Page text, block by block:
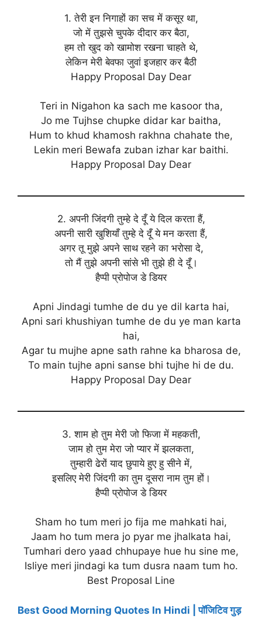
1. तेरी इन निगाहों का सच में कसूर था,
जो में तुझसे चुपके दीदार कर बैठा,
हम तो खुद को खामोश रखना चाहते थे,
लेकिन मेरी बेवफा जुवां इजहार कर बैठी
Happy Proposal Day Dear
Teri in Nigahon ka sach me kasoor tha,
Jo me Tujhse chupke didar kar baitha,
Hum to khud khamosh rakhna chahate the,
Lekin meri Bewafa zuban izhar kar baithi.
Happy Proposal Day Dear
2. अपनी जिंदगी तुम्हे दे दूँ ये दिल करता हैं,
अपनी सारी खुशियाँ तुम्हे दे दूँ ये मन करता हैं,
अगर तू मुझे अपने साथ रहने का भरोसा दे,
तो मैं तुझे अपनी सांसे भी तुझे ही दे दूँ।
हैप्पी प्रोपोज डे डियर
Apni Jindagi tumhe de du ye dil karta hai,
Apni sari khushiyan tumhe de du ye man karta
hai,
Agar tu mujhe apne sath rahne ka bharosa de,
To main tujhe apni sanse bhi tujhe hi de du.
Happy Proposal Day Dear
3. शाम हो तुम मेरी जो फिजा में महकती,
जाम हो तुम मेरा जो प्यार में झलकता,
तुम्हारी ढेरों याद छुपाये हुए हु सीने में,
इसलिए मेरी जिंदगी का तुम दूसरा नाम तुम हों।
हैप्पी प्रोपोज डे डियर
Sham ho tum meri jo fija me mahkati hai,
Jaam ho tum mera jo pyar me jhalkata hai,
Tumhari dero yaad chhupaye hue hu sine me,
Isliye meri jindagi ka tum dusra naam tum ho.
Best Proposal Line
Best Good Morning Quotes In Hindi | पॉजिटिव गुड़